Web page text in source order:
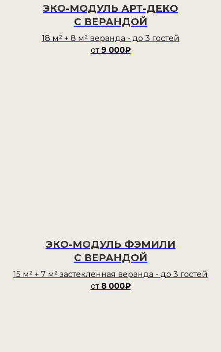
ЭКО-МОДУЛЬ АРТ-ДЕКО
С ВЕРАНДОЙ
18 м² + 8 м² веранда - до 3 гостей
от 9 000₽
ЭКО-МОДУЛЬ ФЭМИЛИ
С ВЕРАНДОЙ
15 м² + 7 м² застекленная веранда - до 3 гостей
от 8 000₽